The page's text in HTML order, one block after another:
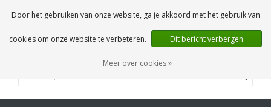
0 Artikelen
NL
Door het gebruiken van onze website, ga je akkoord met het gebruik van
cookies om onze website te verbeteren. Dit bericht verbergen
Meer over cookies »